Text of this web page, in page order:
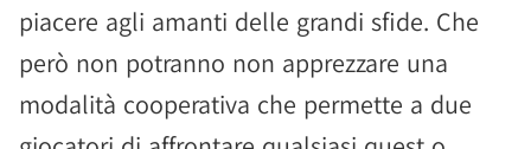
piacere agli amanti delle grandi sfide. Che
però non potranno non apprezzare una
modalità cooperativa che permette a due